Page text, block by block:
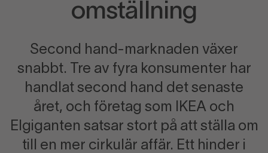
omställning
Second hand-marknaden växer
snabbt. Tre av fyra konsumenter har
handlat second hand det senaste
året, och företag som IKEA och
Elgiganten satsar stort på att ställa om
till en mer cirkulär affär. Ett hinder i